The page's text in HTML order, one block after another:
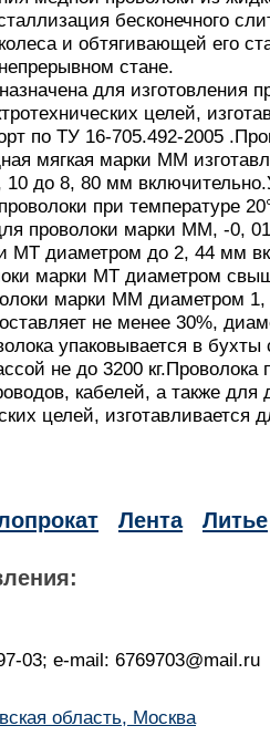
бесконечного
и обтягивающей его
стане.
для изготовления
целей,
по ТУ 16-705.492-2005
мягкая марки ММ
до 8, 80 мм
при температуре
проволоки марки ММ, -0,
МТ диаметром до 2, 44 мм
марки МТ диаметром
марки ММ диаметром
не менее 30%,
упаковывается в
не до 3200 кг.Проволока
кабелей, а также для
целей, изготавливается
Лента Литье
03; e-mail: 6769703@mail.ru
область, Москва